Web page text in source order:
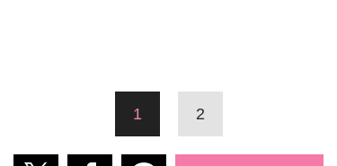
1 2